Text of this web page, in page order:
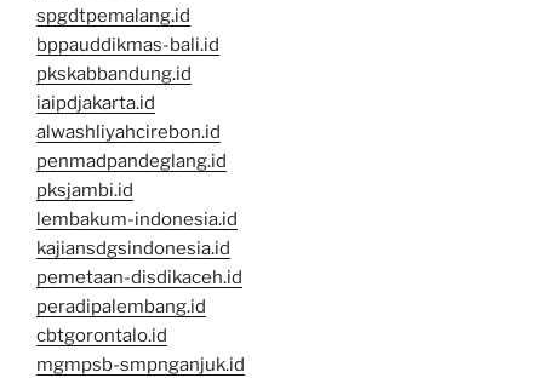
spgdtpemalang.id
bppauddikmas-bali.id
pkskabbandung.id
iaipdjakarta.id
alwashliyahcirebon.id
penmadpandeglang.id
pksjambi.id
lembakum-indonesia.id
kajiansdgsindonesia.id
pemetaan-disdikaceh.id
peradipalembang.id
cbtgorontalo.id
mgmpsb-smpnganjuk.id